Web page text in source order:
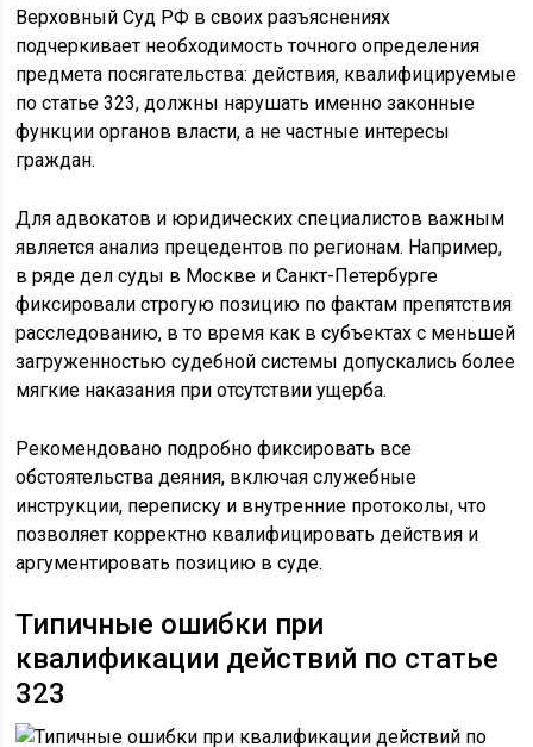
Верховный Суд РФ в своих разъяснениях
подчеркивает необходимость точного определения
предмета посягательства: действия, квалифицируемые
по статье 323, должны нарушать именно законные
функции органов власти, а не частные интересы
граждан.
Для адвокатов и юридических специалистов важным
является анализ прецедентов по регионам. Например,
в ряде дел суды в Москве и Санкт-Петербурге
фиксировали строгую позицию по фактам препятствия
расследованию, в то время как в субъектах с меньшей
загруженностью судебной системы допускались более
мягкие наказания при отсутствии ущерба.
Рекомендовано подробно фиксировать все
обстоятельства деяния, включая служебные
инструкции, переписку и внутренние протоколы, что
позволяет корректно квалифицировать действия и
аргументировать позицию в суде.
Типичные ошибки при
квалификации действий по статье
323